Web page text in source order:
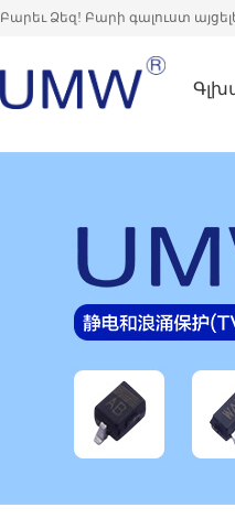
Բարեւ Ձեզ! Բարի գալուստ